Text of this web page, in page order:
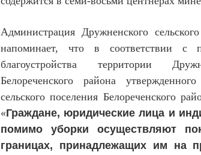
Администрация Дружненского
напоминает, что в соответствии
благоустройства территории
Белореченского района
сельского поселения Белореченского
«Граждане, юридические лица и
помимо уборки осуществляют
границах, принадлежащих им на